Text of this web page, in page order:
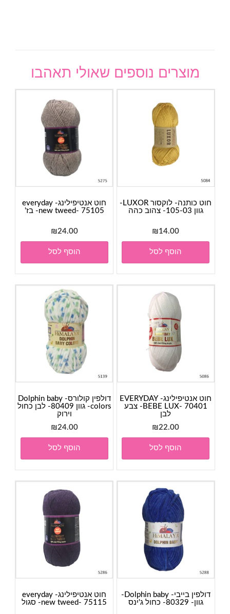
מוצרים נוספים שאולי תאהבו
חוט כותנה- לוקסור LUXOR-
גוון 105-03- צהוב כהה
₪14.00
הוסף לסל
חוט אנטיפילינג- everyday
new tweed- 75105- בז'
₪24.00
הוסף לסל
חוט אנטיפילינג- EVERYDAY
BEBE LUX- 70401- צבע
לבן
₪22.00
הוסף לסל
דולפין קולורס- Dolphin baby
colors- גוון 80409- לבן כחול
וירוק
₪24.00
הוסף לסל
דולפין בייבי- Dolphin baby-
גוון- 80329- כחול ג'ינס
חוט אנטיפילינג- everyday
new tweed- 75115- סגול